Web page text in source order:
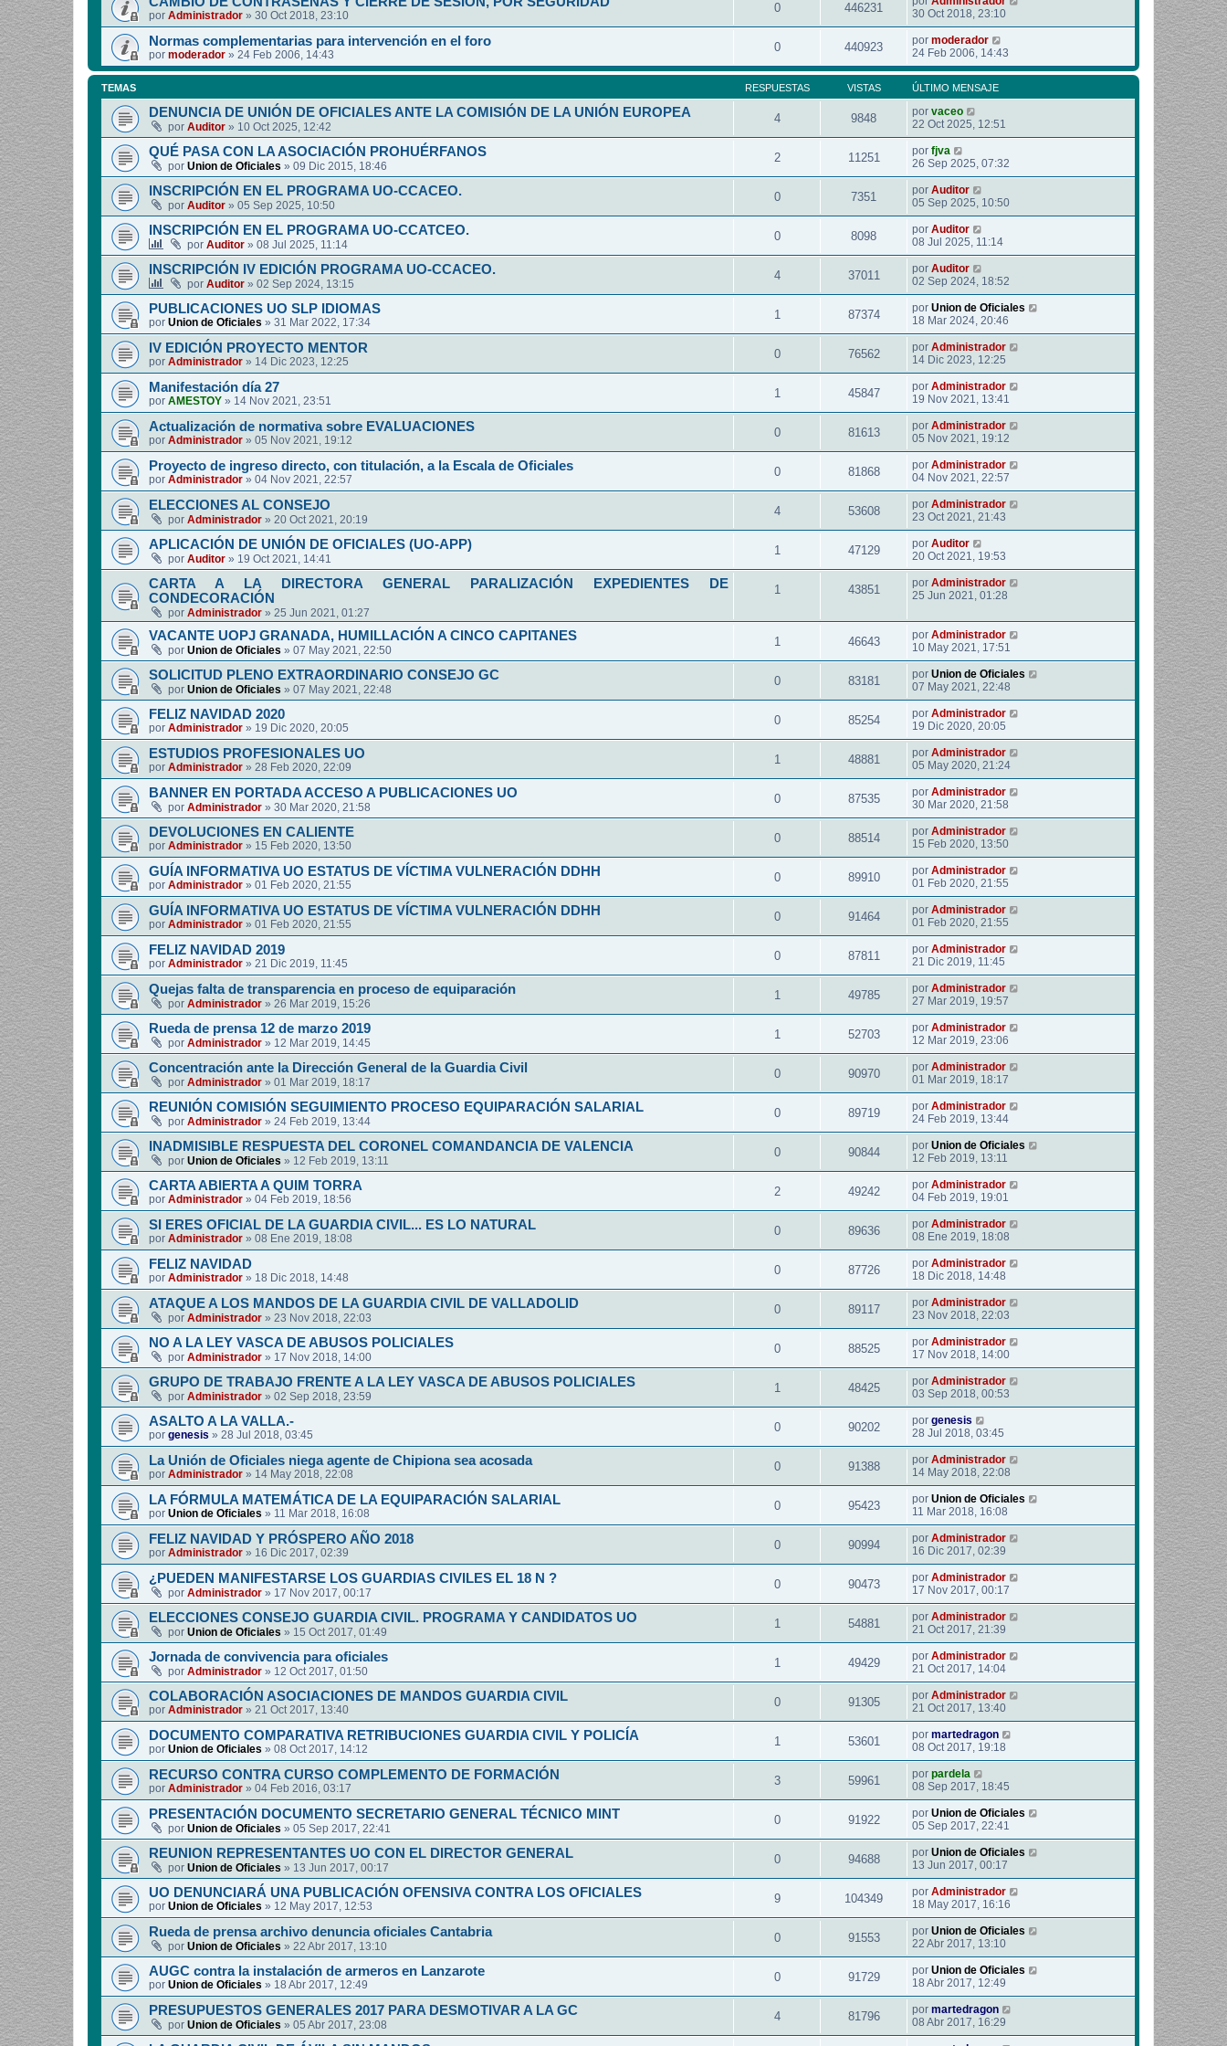
por Administrador » 30 Oct 2018, 23:10
0 446231
30 Oct 2018, 23:10
Normas complementarias para intervención en el foro
por moderador » 24 Feb 2006, 14:43
0 440923 por moderador
24 Feb 2006, 14:43
TEMAS RESPUESTAS VISTAS ÚLTIMO MENSAJE
DENUNCIA DE UNIÓN DE OFICIALES ANTE LA COMISIÓN DE LA UNIÓN EUROPEA
por Auditor » 10 Oct 2025, 12:42
4 9848 por vaceo
22 Oct 2025, 12:51
QUÉ PASA CON LA ASOCIACIÓN PROHUÉRFANOS
por Union de Oficiales » 09 Dic 2015, 18:46
2 11251 por fjva
26 Sep 2025, 07:32
INSCRIPCIÓN EN EL PROGRAMA UO-CCACEO.
por Auditor » 05 Sep 2025, 10:50
0 7351 por Auditor
05 Sep 2025, 10:50
INSCRIPCIÓN EN EL PROGRAMA UO-CCATCEO.
por Auditor » 08 Jul 2025, 11:14
0 8098 por Auditor
08 Jul 2025, 11:14
INSCRIPCIÓN IV EDICIÓN PROGRAMA UO-CCACEO.
por Auditor » 02 Sep 2024, 13:15
4 37011 por Auditor
02 Sep 2024, 18:52
PUBLICACIONES UO SLP IDIOMAS
por Union de Oficiales » 31 Mar 2022, 17:34
1 87374 por Union de Oficiales
18 Mar 2024, 20:46
IV EDICIÓN PROYECTO MENTOR
por Administrador » 14 Dic 2023, 12:25
0 76562 por Administrador
14 Dic 2023, 12:25
Manifestación día 27
por AMESTOY » 14 Nov 2021, 23:51
1 45847 por Administrador
19 Nov 2021, 13:41
Actualización de normativa sobre EVALUACIONES
por Administrador » 05 Nov 2021, 19:12
0 81613 por Administrador
05 Nov 2021, 19:12
Proyecto de ingreso directo, con titulación, a la Escala de Oficiales
por Administrador » 04 Nov 2021, 22:57
0 81868 por Administrador
04 Nov 2021, 22:57
ELECCIONES AL CONSEJO
por Administrador » 20 Oct 2021, 20:19
4 53608 por Administrador
23 Oct 2021, 21:43
APLICACIÓN DE UNIÓN DE OFICIALES (UO-APP)
por Auditor » 19 Oct 2021, 14:41
1 47129 por Auditor
20 Oct 2021, 19:53
CARTA A LA DIRECTORA GENERAL PARALIZACIÓN EXPEDIENTES DE
CONDECORACIÓN
por Administrador » 25 Jun 2021, 01:27
1 43851 por Administrador
25 Jun 2021, 01:28
VACANTE UOPJ GRANADA, HUMILLACIÓN A CINCO CAPITANES
por Union de Oficiales » 07 May 2021, 22:50
1 46643 por Administrador
10 May 2021, 17:51
SOLICITUD PLENO EXTRAORDINARIO CONSEJO GC
por Union de Oficiales » 07 May 2021, 22:48
0 83181 por Union de Oficiales
07 May 2021, 22:48
FELIZ NAVIDAD 2020
por Administrador » 19 Dic 2020, 20:05
0 85254 por Administrador
19 Dic 2020, 20:05
ESTUDIOS PROFESIONALES UO
por Administrador » 28 Feb 2020, 22:09
1 48881 por Administrador
05 May 2020, 21:24
BANNER EN PORTADA ACCESO A PUBLICACIONES UO
por Administrador » 30 Mar 2020, 21:58
0 87535 por Administrador
30 Mar 2020, 21:58
DEVOLUCIONES EN CALIENTE
por Administrador » 15 Feb 2020, 13:50
0 88514 por Administrador
15 Feb 2020, 13:50
GUÍA INFORMATIVA UO ESTATUS DE VÍCTIMA VULNERACIÓN DDHH
por Administrador » 01 Feb 2020, 21:55
0 89910 por Administrador
01 Feb 2020, 21:55
GUÍA INFORMATIVA UO ESTATUS DE VÍCTIMA VULNERACIÓN DDHH
por Administrador » 01 Feb 2020, 21:55
0 91464 por Administrador
01 Feb 2020, 21:55
FELIZ NAVIDAD 2019
por Administrador » 21 Dic 2019, 11:45
0 87811 por Administrador
21 Dic 2019, 11:45
Quejas falta de transparencia en proceso de equiparación
por Administrador » 26 Mar 2019, 15:26
1 49785 por Administrador
27 Mar 2019, 19:57
Rueda de prensa 12 de marzo 2019
por Administrador » 12 Mar 2019, 14:45
1 52703 por Administrador
12 Mar 2019, 23:06
Concentración ante la Dirección General de la Guardia Civil
por Administrador » 01 Mar 2019, 18:17
0 90970 por Administrador
01 Mar 2019, 18:17
REUNIÓN COMISIÓN SEGUIMIENTO PROCESO EQUIPARACIÓN SALARIAL
por Administrador » 24 Feb 2019, 13:44
0 89719 por Administrador
24 Feb 2019, 13:44
INADMISIBLE RESPUESTA DEL CORONEL COMANDANCIA DE VALENCIA
por Union de Oficiales » 12 Feb 2019, 13:11
0 90844 por Union de Oficiales
12 Feb 2019, 13:11
CARTA ABIERTA A QUIM TORRA
por Administrador » 04 Feb 2019, 18:56
2 49242 por Administrador
04 Feb 2019, 19:01
SI ERES OFICIAL DE LA GUARDIA CIVIL... ES LO NATURAL
por Administrador » 08 Ene 2019, 18:08
0 89636 por Administrador
08 Ene 2019, 18:08
FELIZ NAVIDAD
por Administrador » 18 Dic 2018, 14:48
0 87726 por Administrador
18 Dic 2018, 14:48
ATAQUE A LOS MANDOS DE LA GUARDIA CIVIL DE VALLADOLID
por Administrador » 23 Nov 2018, 22:03
0 89117 por Administrador
23 Nov 2018, 22:03
NO A LA LEY VASCA DE ABUSOS POLICIALES
por Administrador » 17 Nov 2018, 14:00
0 88525 por Administrador
17 Nov 2018, 14:00
GRUPO DE TRABAJO FRENTE A LA LEY VASCA DE ABUSOS POLICIALES
por Administrador » 02 Sep 2018, 23:59
1 48425 por Administrador
03 Sep 2018, 00:53
ASALTO A LA VALLA.-
por genesis » 28 Jul 2018, 03:45
0 90202 por genesis
28 Jul 2018, 03:45
La Unión de Oficiales niega agente de Chipiona sea acosada
por Administrador » 14 May 2018, 22:08
0 91388 por Administrador
14 May 2018, 22:08
LA FÓRMULA MATEMÁTICA DE LA EQUIPARACIÓN SALARIAL
por Union de Oficiales » 11 Mar 2018, 16:08
0 95423 por Union de Oficiales
11 Mar 2018, 16:08
FELIZ NAVIDAD Y PRÓSPERO AÑO 2018
por Administrador » 16 Dic 2017, 02:39
0 90994 por Administrador
16 Dic 2017, 02:39
¿PUEDEN MANIFESTARSE LOS GUARDIAS CIVILES EL 18 N ?
por Administrador » 17 Nov 2017, 00:17
0 90473 por Administrador
17 Nov 2017, 00:17
ELECCIONES CONSEJO GUARDIA CIVIL. PROGRAMA Y CANDIDATOS UO
por Union de Oficiales » 15 Oct 2017, 01:49
1 54881 por Administrador
21 Oct 2017, 21:39
Jornada de convivencia para oficiales
por Administrador » 12 Oct 2017, 01:50
1 49429 por Administrador
21 Oct 2017, 14:04
COLABORACIÓN ASOCIACIONES DE MANDOS GUARDIA CIVIL
por Administrador » 21 Oct 2017, 13:40
0 91305 por Administrador
21 Oct 2017, 13:40
DOCUMENTO COMPARATIVA RETRIBUCIONES GUARDIA CIVIL Y POLICÍA
por Union de Oficiales » 08 Oct 2017, 14:12
1 53601 por martedragon
08 Oct 2017, 19:18
RECURSO CONTRA CURSO COMPLEMENTO DE FORMACIÓN
por Administrador » 04 Feb 2016, 03:17
3 59961 por pardela
08 Sep 2017, 18:45
PRESENTACIÓN DOCUMENTO SECRETARIO GENERAL TÉCNICO MINT
por Union de Oficiales » 05 Sep 2017, 22:41
0 91922 por Union de Oficiales
05 Sep 2017, 22:41
REUNION REPRESENTANTES UO CON EL DIRECTOR GENERAL
por Union de Oficiales » 13 Jun 2017, 00:17
0 94688 por Union de Oficiales
13 Jun 2017, 00:17
UO DENUNCIARÁ UNA PUBLICACIÓN OFENSIVA CONTRA LOS OFICIALES
por Union de Oficiales » 12 May 2017, 12:53
9 104349 por Administrador
18 May 2017, 16:16
Rueda de prensa archivo denuncia oficiales Cantabria
por Union de Oficiales » 22 Abr 2017, 13:10
0 91553 por Union de Oficiales
22 Abr 2017, 13:10
AUGC contra la instalación de armeros en Lanzarote
por Union de Oficiales » 18 Abr 2017, 12:49
0 91729 por Union de Oficiales
18 Abr 2017, 12:49
PRESUPUESTOS GENERALES 2017 PARA DESMOTIVAR A LA GC
por Union de Oficiales » 05 Abr 2017, 23:08
4 81796 por martedragon
08 Abr 2017, 16:29